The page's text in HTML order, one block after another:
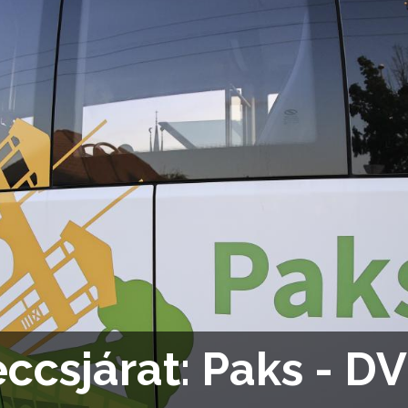
Paks -